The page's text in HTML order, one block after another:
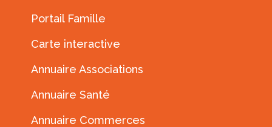
Portail Famille
Carte interactive
Annuaire Associations
Annuaire Santé
Annuaire Commerces